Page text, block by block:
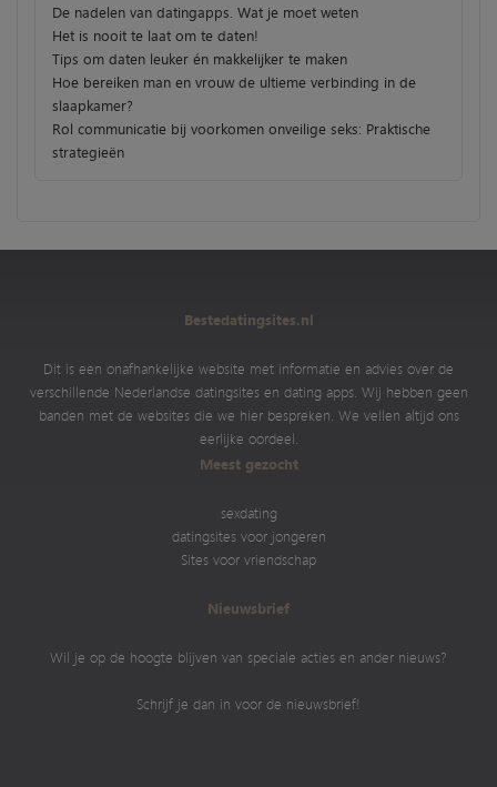
De nadelen van datingapps. Wat je moet weten
Het is nooit te laat om te daten!
Tips om daten leuker én makkelijker te maken
Hoe bereiken man en vrouw de ultieme verbinding in de
slaapkamer?
Rol communicatie bij voorkomen onveilige seks: Praktische
strategieën
Bestedatingsites.nl
Dit is een onafhankelijke website met informatie en advies over de
verschillende Nederlandse datingsites en dating apps. Wij hebben geen
banden met de websites die we hier bespreken. We vellen altijd ons
eerlijke oordeel.
Meest gezocht
sexdating
datingsites voor jongeren
Sites voor vriendschap
Nieuwsbrief
Wil je op de hoogte blijven van speciale acties en ander nieuws?
Schrijf je dan in voor de nieuwsbrief!